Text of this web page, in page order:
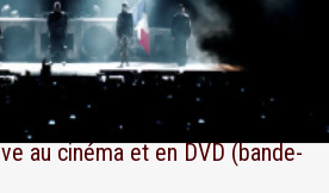
au cinéma et en DVD (bande-